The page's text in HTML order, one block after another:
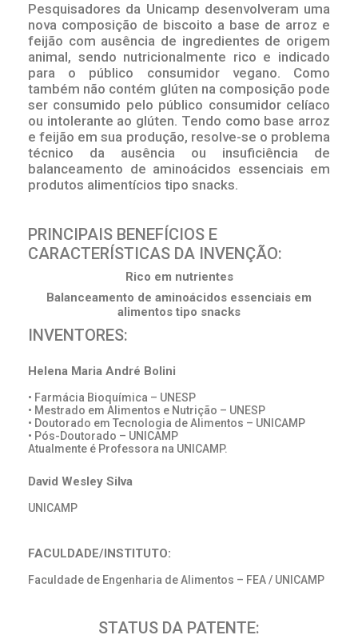
Pesquisadores da Unicamp desenvolveram uma
nova composição de biscoito a base de arroz e
feijão com ausência de ingredientes de origem
animal, sendo nutricionalmente rico e indicado
para o público consumidor vegano. Como
também não contém glúten na composição pode
ser consumido pelo público consumidor celíaco
ou intolerante ao glúten. Tendo como base arroz
e feijão em sua produção, resolve-se o problema
técnico da ausência ou insuficiência de
balanceamento de aminoácidos essenciais em
produtos alimentícios tipo snacks.
PRINCIPAIS BENEFÍCIOS E
CARACTERÍSTICAS DA INVENÇÃO:
Rico em nutrientes
Balanceamento de aminoácidos essenciais em
alimentos tipo snacks
INVENTORES:
Helena Maria André Bolini
• Farmácia Bioquímica – UNESP
• Mestrado em Alimentos e Nutrição – UNESP
• Doutorado em Tecnologia de Alimentos – UNICAMP
• Pós-Doutorado – UNICAMP
Atualmente é Professora na UNICAMP.
David Wesley Silva
UNICAMP
FACULDADE/INSTITUTO:
Faculdade de Engenharia de Alimentos – FEA / UNICAMP
STATUS DA PATENTE: